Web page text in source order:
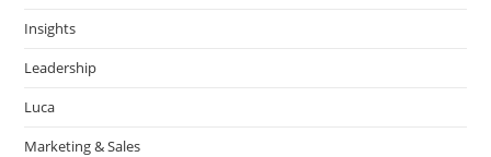
Insights
Leadership
Luca
Marketing & Sales